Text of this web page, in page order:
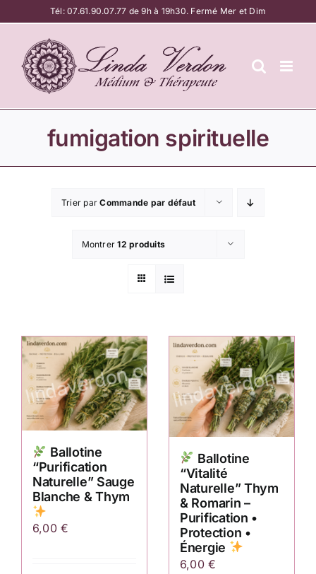
au
contenu
Tél:07.61.90.07.77 de 9h à 19h30. Fermé Mer et Dim
fumigation spirituelle
Trier parCommande par défaut
Montrer12 produits
Ballotine
“Purification
Naturelle” Sauge
Blanche & Thym
6,00€
Ballotine
“Vitalité
Naturelle” Thym
& Romarin –
Purification •
Protection •
Énergie
6,00€